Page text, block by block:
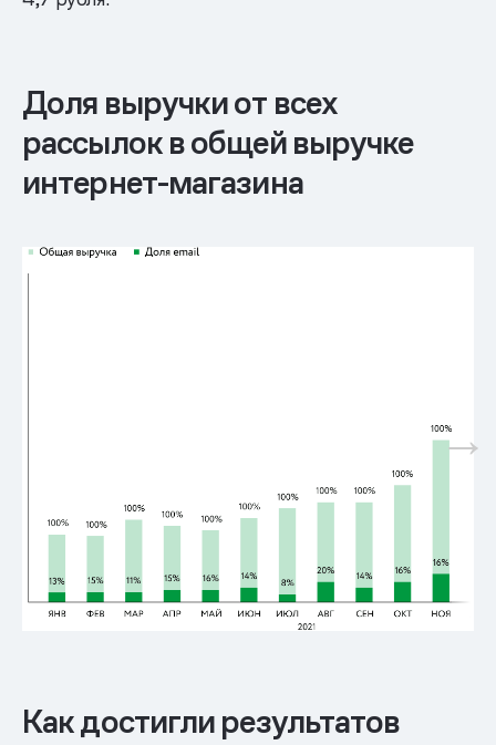
Доля выручки от всех
рассылок в общей выручке
интернет-магазина
Как достигли результатов